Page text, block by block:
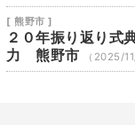
[ 熊野市 ]
２０年振り返り
力 熊野市
（2025/